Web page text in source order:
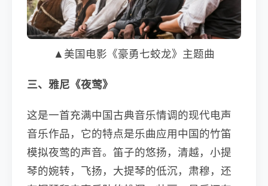
▲美国电影《豪勇七蛟龙》主题曲
三、雅尼《夜莺》
这是一首充满中国古典音乐情调的现代电声
音乐作品，它的特点是乐曲应用中国的竹笛
模拟夜莺的声音。笛子的悠扬，清越，小提
琴的婉转，飞扬，大提琴的低沉，肃穆，还